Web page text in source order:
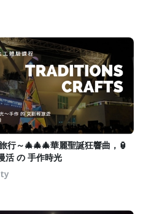
行～🎄🎄🎄華麗聖誕狂響曲，🏮
活 の 手作時光